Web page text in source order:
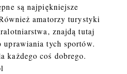
są najpiękniejsze
amatorzy turystyki
znajdą tutaj
tych sportów.
każdego coś dobrego.